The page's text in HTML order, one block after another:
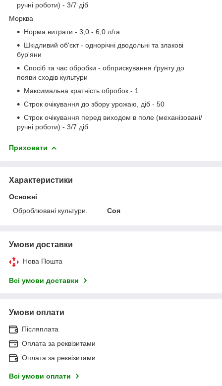
ручні роботи) - 3/7 діб
Морква
Норма витрати - 3,0 - 6,0 л/га
Шкідливий об'єкт - однорічні дводольні та злакові
бур'яни
Спосіб та час обробки - обприскування ґрунту до
появи сходів культури
Максимальна кратність обробок - 1
Строк очікування до збору урожаю, діб - 50
Строк очікування перед виходом в поле (механізовані/
ручні роботи) - 3/7 діб
Приховати
Характеристики
Основні
Оброблювані культури.
Соя
Умови доставки
Нова Пошта
Всі умови доставки
Умови оплати
Післяплата
Оплата за реквізитами
Оплата за реквізитами
Всі умови оплати